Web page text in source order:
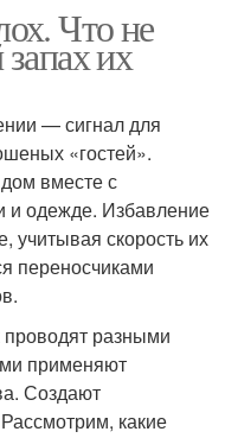
Что не
их
— сигнал для
«гостей».
вместе с
одежде. Избавление
учитывая скорость их
переносчиками
разными
применяют
Создают
какие